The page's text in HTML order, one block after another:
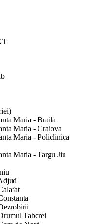
Maria - Braila
Maria - Craiova
Maria - Policlinica
Maria - Targu Jiu
Taberei